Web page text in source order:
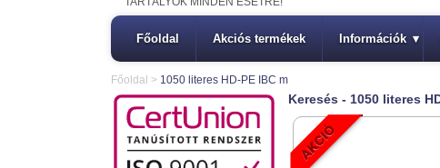
Főoldal Akciós termékek Információk ▾
Főoldal > 1050 literes HD-PE IBC m
Keresés - 1050 literes